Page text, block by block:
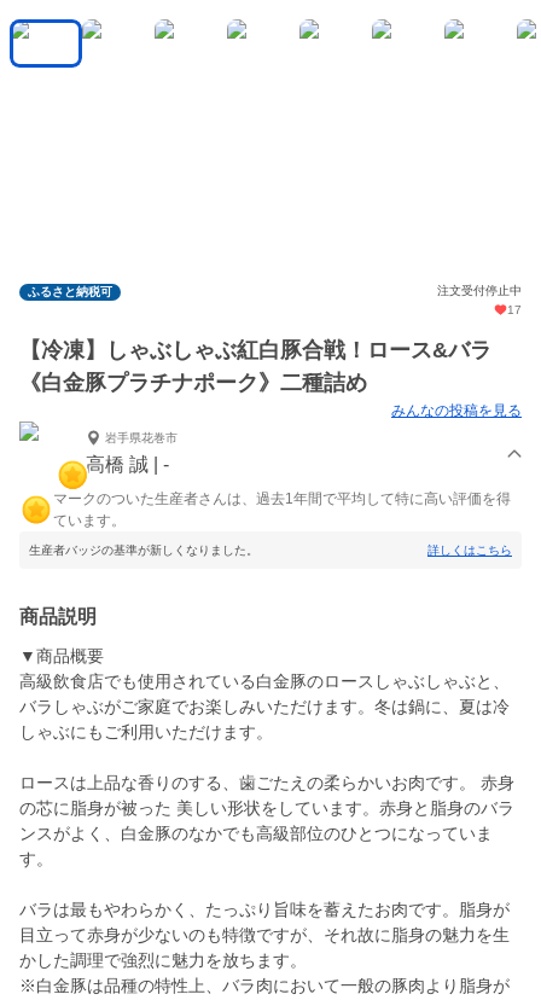
ふるさと納税可
注文受付停止中
17
【冷凍】しゃぶしゃぶ紅白豚合戦！ロース&バラ
《白金豚プラチナポーク》二種詰め
みんなの投稿を見る
岩手県花巻市
高橋 誠 | -
マークのついた生産者さんは、過去1年間で平均して特に高い評価を得
ています。
生産者バッジの基準が新しくなりました。 詳しくはこちら
商品説明
▼商品概要
高級飲食店でも使用されている白金豚のロースしゃぶしゃぶと、
バラしゃぶがご家庭でお楽しみいただけます。冬は鍋に、夏は冷
しゃぶにもご利用いただけます。
ロースは上品な香りのする、歯ごたえの柔らかいお肉です。 赤身
の芯に脂身が被った 美しい形状をしています。赤身と脂身のバラ
ンスがよく、白金豚のなかでも高級部位のひとつになっていま
す。
バラは最もやわらかく、たっぷり旨味を蓄えたお肉です。脂身が
目立って赤身が少ないのも特徴ですが、それ故に脂身の魅力を生
かした調理で強烈に魅力を放ちます。
※白金豚は品種の特性上、バラ肉において一般の豚肉より脂身が